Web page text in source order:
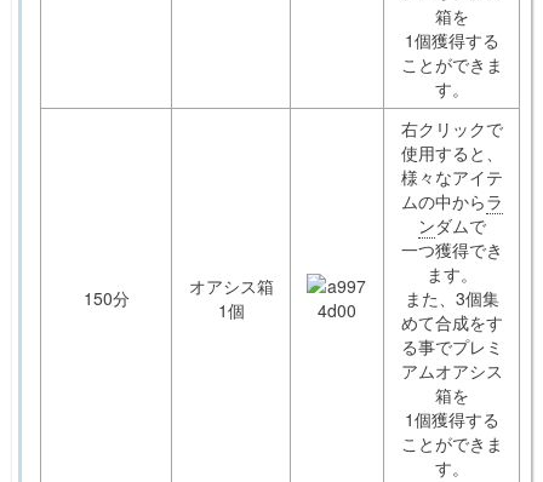
箱を
1個獲得する
ことができま
す。
150分
オアシス箱
1個
右クリックで
使用すると、
様々なアイテ
ムの中からラ
ンダムで
一つ獲得でき
ます。
また、3個集
めて合成をす
る事でプレミ
アムオアシス
箱を
1個獲得する
ことができま
す。